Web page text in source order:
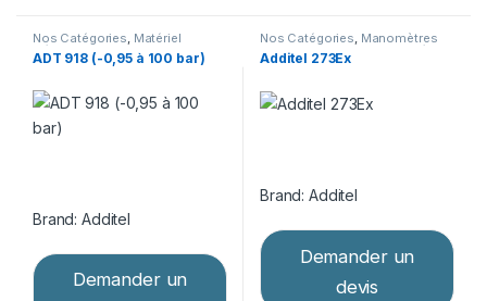
Nos Catégories Matériel
d’étalonnage Pompes
pneumatiques
ADT 918 (-0,95 à 100 bar)
Brand:Additel
Demander un
Nos Catégories Manomètres
digitaux de calibration Matériel
d’étalonnage
Additel 273Ex
Brand:Additel
Demander un
devis